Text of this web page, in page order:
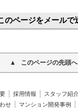
のページをメールで
このページの先頭へ
採用情報 スタッフ紹
せ
マンション開発事例